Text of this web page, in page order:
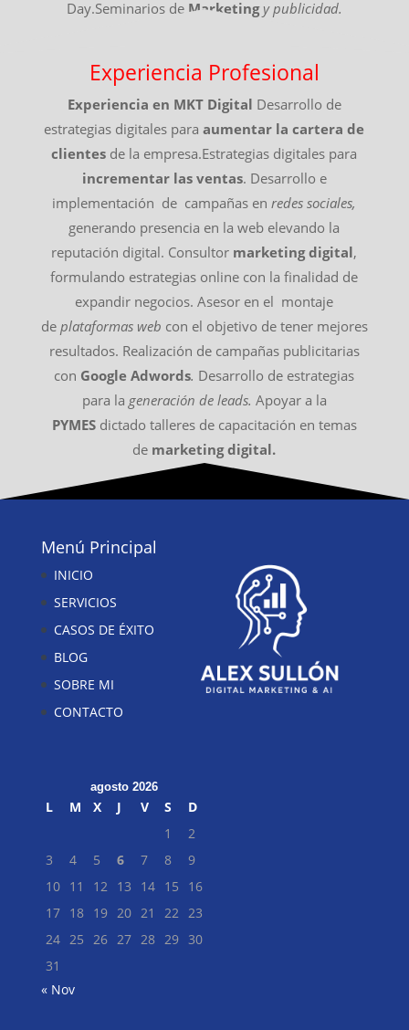
Day.Seminarios de Marketingy publicidad.
Experiencia Profesional
Experiencia en MKT Digital Desarrollo de
estrategias digitales paraaumentar la cartera de
clientes de la empresa.Estrategias digitales para
incrementar las ventas. Desarrollo e
implementación de campañas enredes sociales,
generando presencia en la web elevando la
reputación digital. Consultor marketing digital,
formulando estrategias online con la finalidad de
expandir negocios. Asesor en el montaje
de plataformas web con el objetivo de tener mejores
resultados. Realización de campañas publicitarias
con Google Adwords. Desarrollo de estrategias
para la generación de leads. Apoyar a la
PYMESdictado talleres de capacitación en temas
de marketing digital.
Menú Principal
INICIO
SERVICIOS
CASOS DE ÉXITO
BLOG
SOBRE MI
CONTACTO
agosto 2026
L M X J V S
D
1
2
3
4 5 6 7 8
9
10 11 12 13 14 15
16
17 18 19 20 21 22 23
24 25 26 27 28 29 30
31
« Nov